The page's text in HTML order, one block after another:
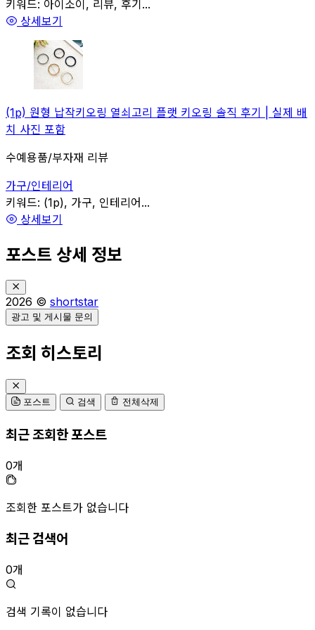
관련
키워드: 아이소이, 리뷰, 후기...
상세보기
(1p) 원형 납작키오링 열쇠고리 플랫 키오링 솔직 후기 | 실제 배
치 사진 포함
수예용품/부자재 리뷰
가구/인테리어
관련
키워드: (1p), 가구, 인테리어...
상세보기
포스트 상세 정보
2026 © shortstar
광고 및 게시물 문의
조회 히스토리
포스트 검색 전체삭제
최근 조회한 포스트
0개
조회한 포스트가 없습니다
최근 검색어
0개
검색 기록이 없습니다